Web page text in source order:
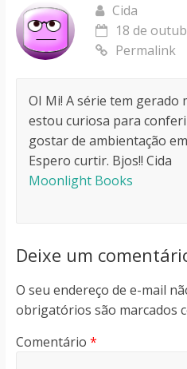
Cida
18 de
Permalink
OI Mi! A série tem gerado
estou curiosa para
gostar de ambientação
Espero curtir. Bjos!! Cida
Moonlight Books
Deixe um
O seu endereço de e-mail
obrigatórios são marcados
Comentário *